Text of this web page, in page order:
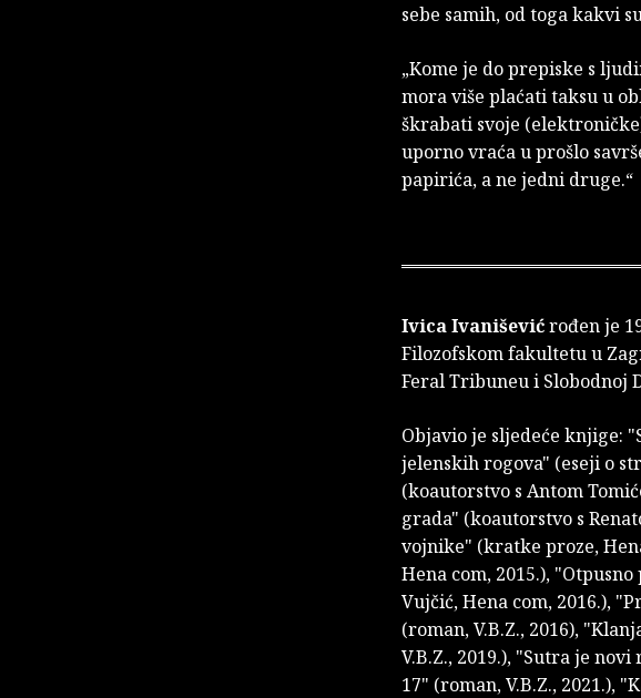
sebe samih, od toga kakvi
„Kome je do prepiske s
mora više plaćati taksu u
škrabati svoje
uporno vraća u prošlo
papirića, a ne jedni druge.“
Ivica Ivaniševićrođen je
Filozofskom fakultetu u
Feral Tribuneu i Slobodnoj
Objavio je sljedeće knjige:
jelenskih rogova" (eseji o
(koautorstvo s Antom
grada" (koautorstvo s
vojnike" (kratke proze,
Hena com, 2015.),
Vujčić, Hena com, 2016.),
(roman, V.B.Z., 2016),
V.B.Z., 2019.), "Sutra je
17" (roman, V.B.Z., 2021.),